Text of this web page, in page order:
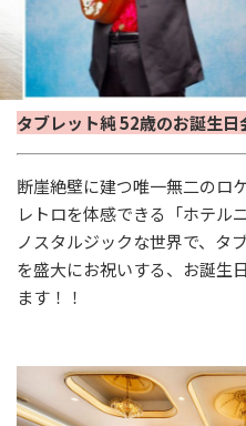
タブレット純 52歳のお誕生
断崖絶壁に建つ唯一無二のロ
レトロを体感できる「ホテル
ノスタルジックな世界で、タ
を盛大にお祝いする、お誕生
ます！！